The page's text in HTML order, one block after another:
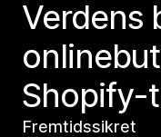
Verdens
Shopify-
Fremtidssikret